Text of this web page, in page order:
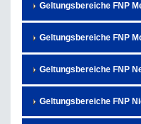
Geltungsbereiche FNP
Geltungsbereiche FNP
Geltungsbereiche FNP
Geltungsbereiche FNP